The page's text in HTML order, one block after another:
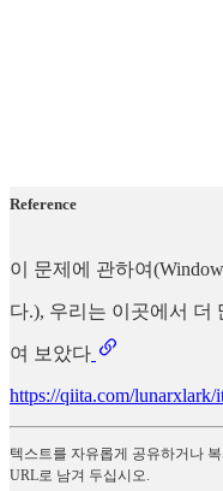
Reference
이 문제에 관하여
다.), 우리는 이곳에서 더
여 보았다
https://qiita.com/lunarxlark/
텍스트를 자유롭게 공유하거나
URL로 남겨 두십시오.